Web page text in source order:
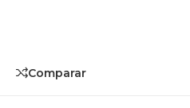
Comparar